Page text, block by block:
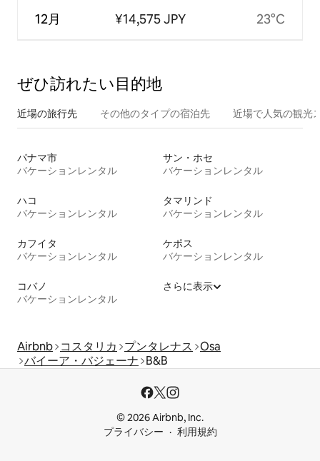
12月 ¥14,575 JPY 23°C
ぜひ訪⁠れ⁠た⁠い目⁠的⁠地
近場の旅行先 その他のタ⁠イ⁠プ⁠の宿⁠泊⁠先 近場で人気の観光
パナマ市
バケーションレンタル
サン・ホセ
バケーションレンタル
ハコ
バケーションレンタル
タマリンド
バケーションレンタル
カフイタ
バケーションレンタル
ケポス
バケーションレンタル
コバノ
バケーションレンタル
さらに表示
Airbnb コスタリカ プンタレナス Osa
バイーア・バジェーナ B&B
© 2026 Airbnb, Inc.
プライバシー
利用規約